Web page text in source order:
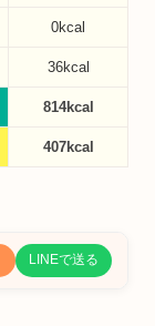
0kcal
36kcal
814kcal
407kcal
LINEで送る